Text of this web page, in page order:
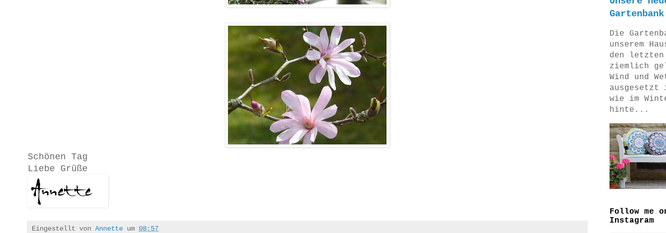
Schönen Tag
Liebe Grüße
Eingestellt von Annette um 08:57
Die
unserem
den letzten
ziemlich
Wind und
ausgesetzt
wie im
hinte...
Follow me
Instagram